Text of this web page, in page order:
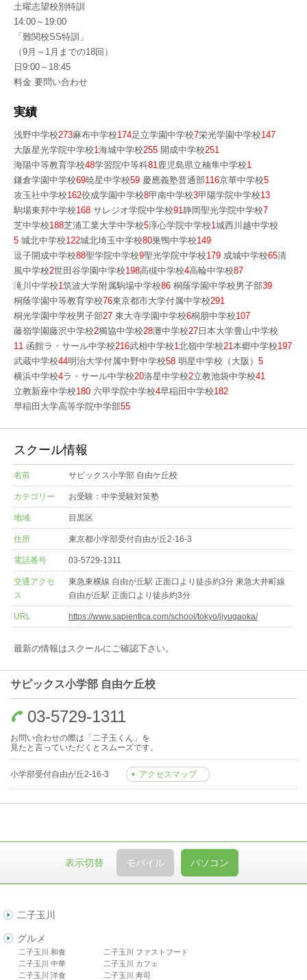
土曜志望校別特訓
14:00～19:00
「難関校SS特訓」
（9月～1月までの18回）
日9:00～18:45
料金 要問い合わせ
実績
浅野中学校273麻布中学校174足立学園中学校7栄光学園中学校147
大阪星光学院中学校1海城中学校255 開成中学校251
海陽中等教育学校48学習院中等科81 鹿児島県立楠隼中学校1
鎌倉学園中学校69暁星中学校59 慶應義塾普通部116京華中学校5
攻玉社中学校162佼成学園中学校8甲南中学校3甲陽学院中学校13
駒場東邦中学校168 サレジオ学院中学校91静岡聖光学院中学校7
芝中学校188芝浦工業大学中学校5淳心学院中学校1城西川越中学校
5 城北中学校122城北埼玉中学校80巣鴨中学校149
逗子開成中学校88聖学院中学校9聖光学院中学校179 成城中学校65清
風中学校2世田谷学園中学校198高槻中学校4高輪中学校87
滝川中学校1筑波大学附属駒場中学校86 桐蔭学園中学校男子部39
桐蔭学園中等教育学校76東京都市大学付属中学校291
桐光学園中学校男子部27 東大寺学園中学校6桐朋中学校107
藤嶺学園藤沢中学校2獨協中学校28灘中学校27日本大学豊山中学校
11 函館ラ・サール中学校216武相中学校1北嶺中学校21本郷中学校197
武蔵中学校44明治大学付属中野中学校58 明星中学校（大阪） 5
横浜中学校4ラ・サール中学校20洛星中学校2立教池袋中学校41
立教新座中学校180 六甲学院中学校4早稲田中学校182
早稲田大学高等学院中学部55
スクール情報
名前 サピックス小学部 自由ケ丘校
カテゴリー お受験：中学受験対策塾
地域 目黒区
住所 東京都小学部受付自由が丘2-16-3
電話番号 03-5729-1311
交通アクセ
ス
東急東横線 自由が丘駅 正面口より徒歩約3分 東急大井町線
自由が丘駅 正面口より徒歩約3分
URL https://www.sapientica.com/school/tokyo/jiyugaoka/
最新の情報はスクールにご確認下さい。
サピックス小学部 自由ケ丘校
03-5729-1311
お問い合わせの際は「二子玉くん」を
見たと言っていただくとスムーズです。
小学部受付自由が丘2-16-3 アクセスマップ
表示切替 モバイル パソコン
二子玉川
グルメ
二子玉川 和食
二子玉川 中華
二子玉川 洋食
二子玉川 ファストフード
二子玉川 カフェ
二子玉川 寿司